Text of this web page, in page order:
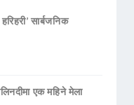
सार्बजनिक
एक महिने मेला